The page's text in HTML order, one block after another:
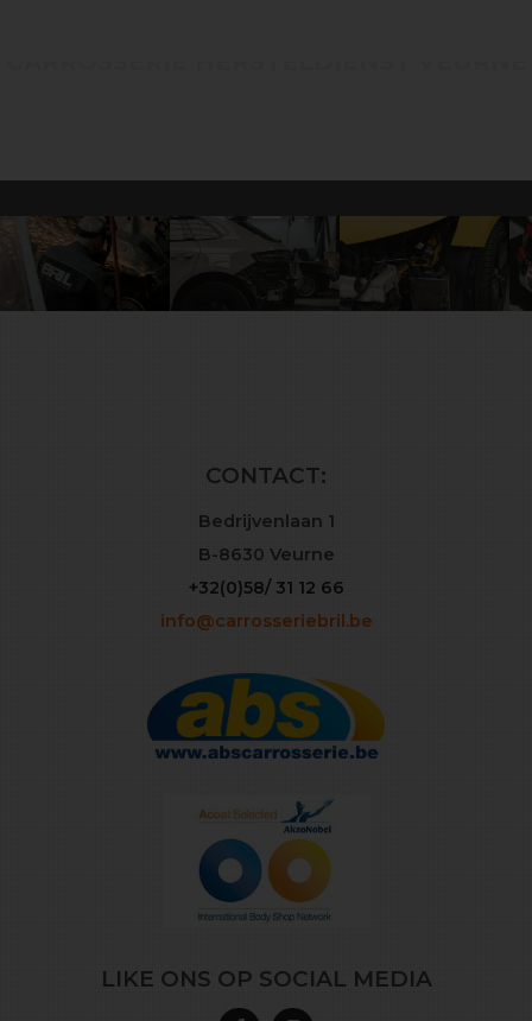
CONTACT:
Bedrijvenlaan 1
B-8630 Veurne
+32(0)58/ 31 12 66
info@carrosseriebril.be
LIKE ONS OP SOCIAL MEDIA